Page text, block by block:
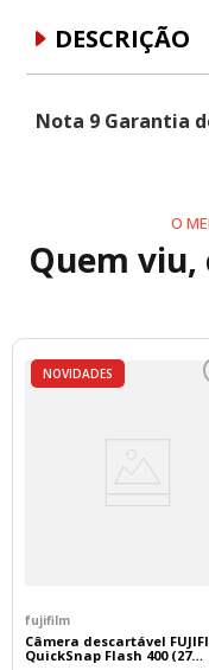
DESCRIÇÃO
Nota 9 Garantia
O
Quem
NOVIDADES
fujifilm
Câmera descartável
QuickSnap Flash 400 (27